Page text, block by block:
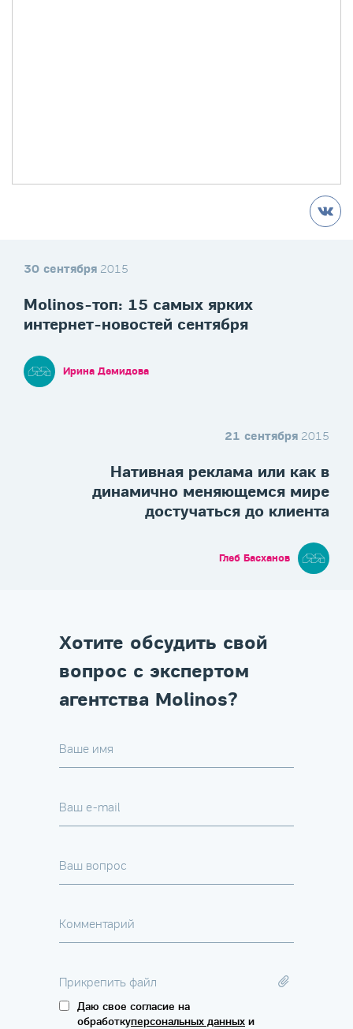
30 сентября 2015
Molinos-топ: 15 самых ярких
интернет-новостей сентября
Ирина Демидова
21 сентября 2015
Нативная реклама или как в
динамично меняющемся мире
достучаться до клиента
Глеб Басханов
Хотите обсудить свой
вопрос с экспертом
агентства Molinos?
Ваше имя
Ваш e-mail
Ваш вопрос
Комментарий
Прикрепить файл
Даю свое согласие на
обработкуперсональных данных и